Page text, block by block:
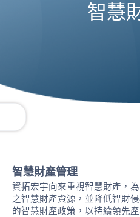
智慧
智慧財產管理
資拓宏宇向來重視智慧財產，
之智慧財產資源，並降低智財
的智慧財產政策，以持續領先